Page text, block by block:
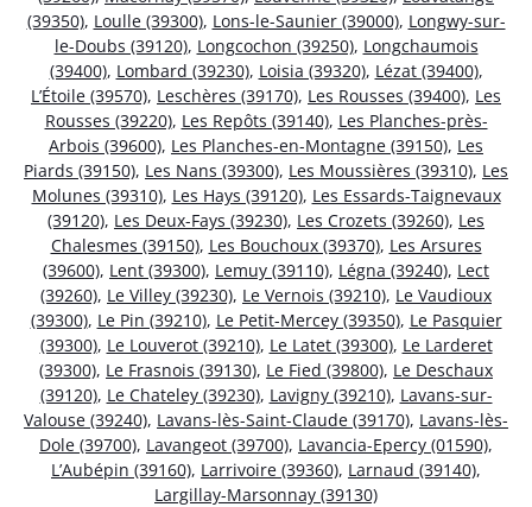
(39350), Loulle (39300), Lons-le-Saunier (39000), Longwy-sur-
le-Doubs (39120), Longcochon (39250), Longchaumois
(39400), Lombard (39230), Loisia (39320), Lézat (39400),
L’Étoile (39570), Leschères (39170), Les Rousses (39400), Les
Rousses (39220), Les Repôts (39140), Les Planches-près-
Arbois (39600), Les Planches-en-Montagne (39150), Les
Piards (39150), Les Nans (39300), Les Moussières (39310), Les
Molunes (39310), Les Hays (39120), Les Essards-Taignevaux
(39120), Les Deux-Fays (39230), Les Crozets (39260), Les
Chalesmes (39150), Les Bouchoux (39370), Les Arsures
(39600), Lent (39300), Lemuy (39110), Légna (39240), Lect
(39260), Le Villey (39230), Le Vernois (39210), Le Vaudioux
(39300), Le Pin (39210), Le Petit-Mercey (39350), Le Pasquier
(39300), Le Louverot (39210), Le Latet (39300), Le Larderet
(39300), Le Frasnois (39130), Le Fied (39800), Le Deschaux
(39120), Le Chateley (39230), Lavigny (39210), Lavans-sur-
Valouse (39240), Lavans-lès-Saint-Claude (39170), Lavans-lès-
Dole (39700), Lavangeot (39700), Lavancia-Epercy (01590),
L’Aubépin (39160), Larrivoire (39360), Larnaud (39140),
Largillay-Marsonnay (39130)